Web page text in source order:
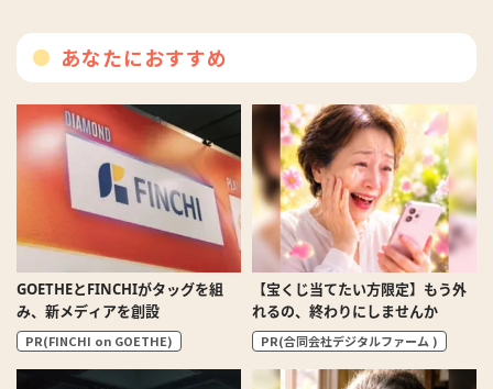
あなたにおすすめ
GOETHEとFINCHIがタッグを組
み、新メディアを創設
PR(FINCHI on GOETHE)
【宝くじ当てたい方限定】もう外
れるの、終わりにしませんか
PR(合同会社デジタルファーム )